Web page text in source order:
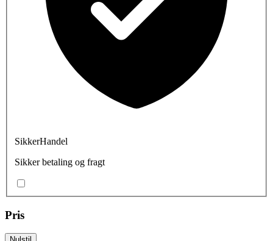
SikkerHandel
Sikker betaling og fragt
Pris